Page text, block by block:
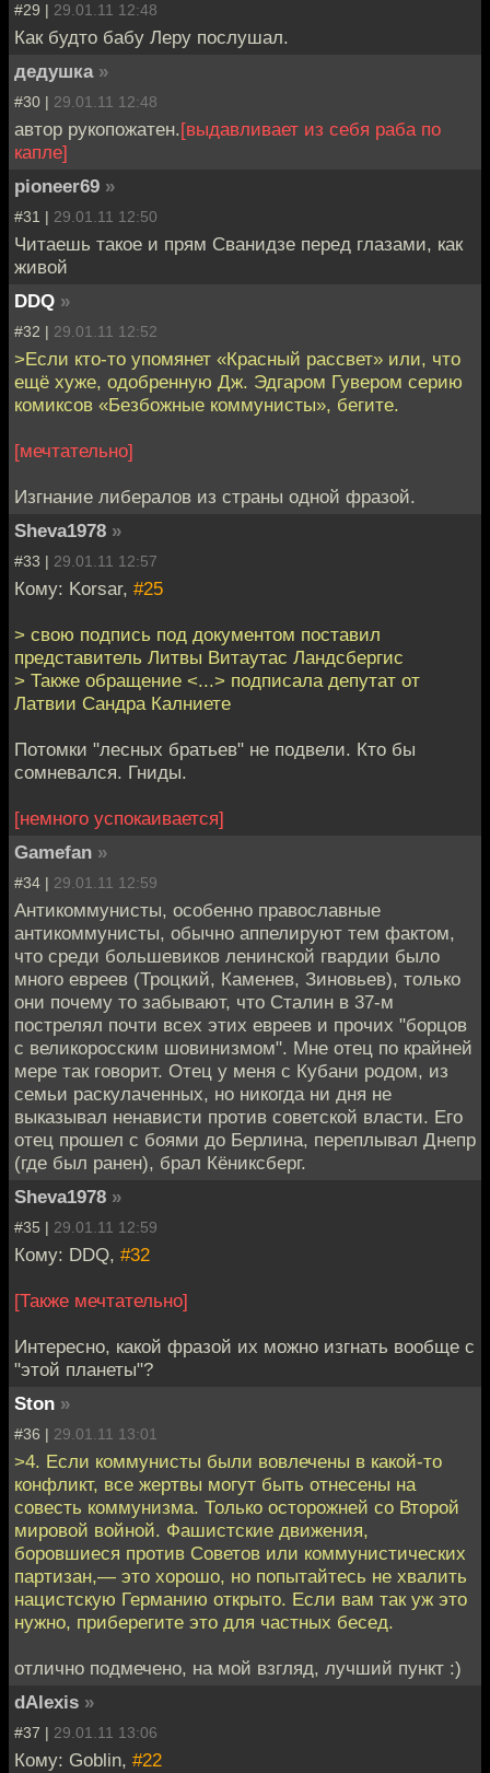
#29 | 29.01.11 12:48
Как будто бабу Леру послушал.
дедушка »
#30 | 29.01.11 12:48
автор рукопожатен.[выдавливает из себя раба по
капле]
pioneer69 »
#31 | 29.01.11 12:50
Читаешь такое и прям Сванидзе перед глазами, как
живой
DDQ »
#32 | 29.01.11 12:52
>Если кто-то упомянет «Красный рассвет» или, что
ещё хуже, одобренную Дж. Эдгаром Гувером серию
комиксов «Безбожные коммунисты», бегите.
[мечтательно]
Изгнание либералов из страны одной фразой.
Sheva1978 »
#33 | 29.01.11 12:57
Кому: Korsar, #25
> свою подпись под документом поставил
представитель Литвы Витаутас Ландсбергис
> Также обращение <...> подписала депутат от
Латвии Сандра Калниете
Потомки "лесных братьев" не подвели. Кто бы
сомневался. Гниды.
[немного успокаивается]
Gamefan »
#34 | 29.01.11 12:59
Антикоммунисты, особенно православные
антикоммунисты, обычно аппелируют тем фактом,
что среди большевиков ленинской гвардии было
много евреев (Троцкий, Каменев, Зиновьев), только
они почему то забывают, что Сталин в 37-м
пострелял почти всех этих евреев и прочих "борцов
с великоросским шовинизмом". Мне отец по крайней
мере так говорит. Отец у меня с Кубани родом, из
семьи раскулаченных, но никогда ни дня не
выказывал ненависти против советской власти. Его
отец прошел с боями до Берлина, переплывал Днепр
(где был ранен), брал Кёниксберг.
Sheva1978 »
#35 | 29.01.11 12:59
Кому: DDQ, #32
[Также мечтательно]
Интересно, какой фразой их можно изгнать вообще с
"этой планеты"?
Ston »
#36 | 29.01.11 13:01
>4. Если коммунисты были вовлечены в какой-то
конфликт, все жертвы могут быть отнесены на
совесть коммунизма. Только осторожней со Второй
мировой войной. Фашистские движения,
боровшиеся против Советов или коммунистических
партизан,— это хорошо, но попытайтесь не хвалить
нацистскую Германию открыто. Если вам так уж это
нужно, приберегите это для частных бесед.
отлично подмечено, на мой взгляд, лучший пункт :)
dAlexis »
#37 | 29.01.11 13:06
Кому: Goblin, #22